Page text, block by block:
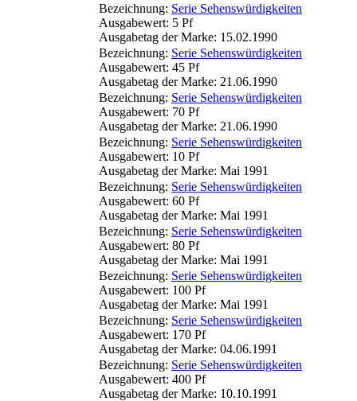
Bezeichnung: Serie Sehenswürdigkeiten
Ausgabewert: 5 Pf
Ausgabetag der Marke: 15.02.1990
Bezeichnung: Serie Sehenswürdigkeiten
Ausgabewert: 45 Pf
Ausgabetag der Marke: 21.06.1990
Bezeichnung: Serie Sehenswürdigkeiten
Ausgabewert: 70 Pf
Ausgabetag der Marke: 21.06.1990
Bezeichnung: Serie Sehenswürdigkeiten
Ausgabewert: 10 Pf
Ausgabetag der Marke: Mai 1991
Bezeichnung: Serie Sehenswürdigkeiten
Ausgabewert: 60 Pf
Ausgabetag der Marke: Mai 1991
Bezeichnung: Serie Sehenswürdigkeiten
Ausgabewert: 80 Pf
Ausgabetag der Marke: Mai 1991
Bezeichnung: Serie Sehenswürdigkeiten
Ausgabewert: 100 Pf
Ausgabetag der Marke: Mai 1991
Bezeichnung: Serie Sehenswürdigkeiten
Ausgabewert: 170 Pf
Ausgabetag der Marke: 04.06.1991
Bezeichnung: Serie Sehenswürdigkeiten
Ausgabewert: 400 Pf
Ausgabetag der Marke: 10.10.1991